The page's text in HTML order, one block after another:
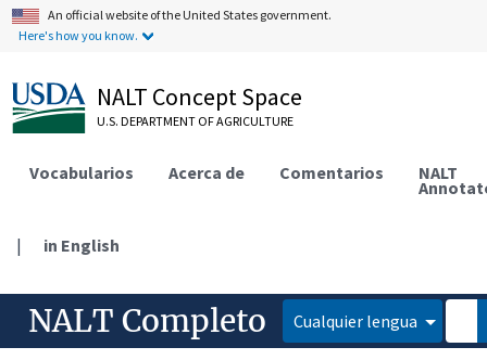
An official website of the United States government.
Here's how you know.
NALT Concept Space
U.S. DEPARTMENT OF AGRICULTURE
Vocabularios Acerca de Comentarios NALT
| in English
NALT Completo Cualquier lengua